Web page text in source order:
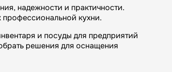
надежности и практичности.
профессиональной кухни.
и посуды для предприятий
решения для оснащения